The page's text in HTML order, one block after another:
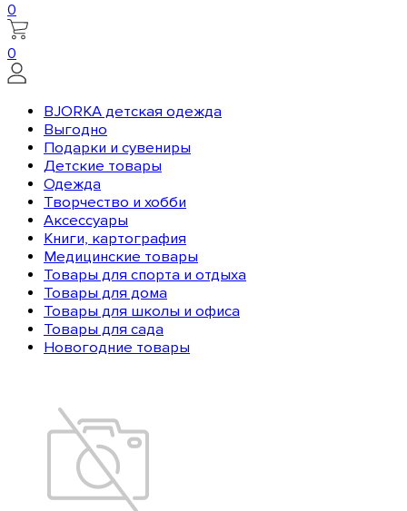
0
0
BJORKA детская одежда
Выгодно
Подарки и сувениры
Детские товары
Одежда
Творчество и хобби
Аксессуары
Книги, картография
Медицинские товары
Товары для спорта и отдыха
Товары для дома
Товары для школы и офиса
Товары для сада
Новогодние товары